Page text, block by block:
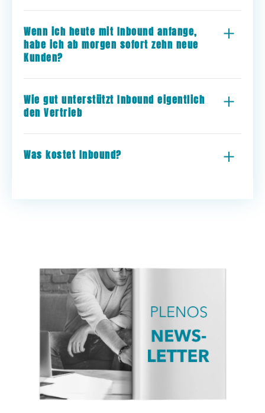
Wenn ich heute mit Inbound anfange,
habe ich ab morgen sofort zehn neue
Kunden?
Wie gut unterstützt Inbound eigentlich
den Vertrieb
Was kostet Inbound?